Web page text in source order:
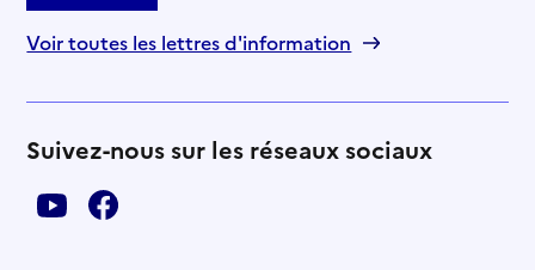
Voir toutes les lettres d'information
Suivez-nous sur les réseaux sociaux